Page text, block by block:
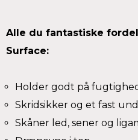
Alle du fantastiske
Surface:
Holder godt på
Skridsikker og et fast
Skåner led, sener og